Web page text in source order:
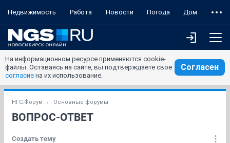
Недвижимость Работа Новости Погода Дом
На информационном ресурсе применяются cookie-
файлы. Оставаясь на сайте, вы подтверждаете свое
согласие на их использование.
Согласен
НГС.Форум Основные форумы
ВОПРОС-ОТВЕТ
Создать тему